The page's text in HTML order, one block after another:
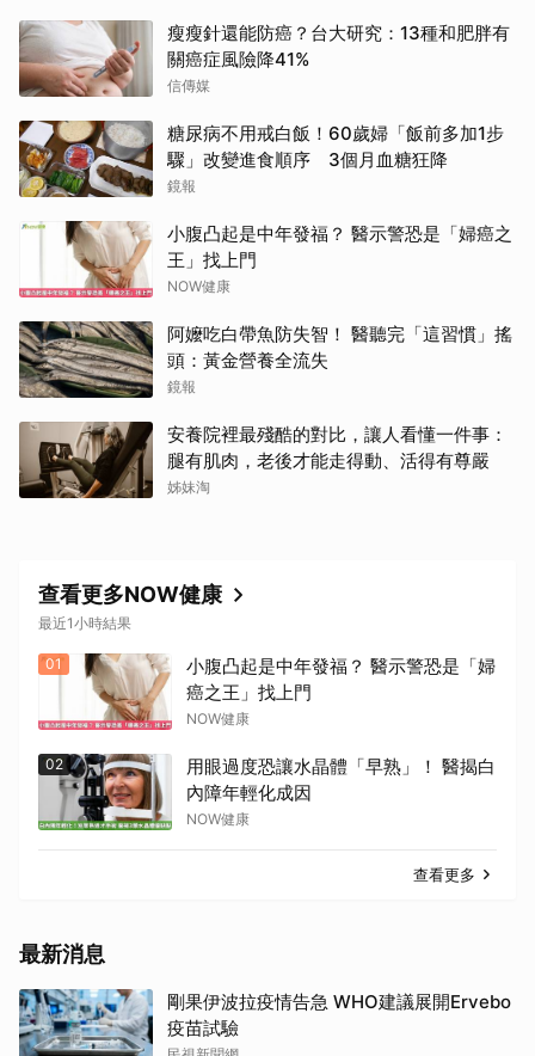
瘦瘦針還能防癌？台大研究：13種和肥胖有
關癌症風險降41%
信傳媒
糖尿病不用戒白飯！60歲婦「飯前多加1步
驟」改變進食順序 3個月血糖狂降
鏡報
小腹凸起是中年發福？ 醫示警恐是「婦癌之
王」找上門
NOW健康
阿嬤吃白帶魚防失智！ 醫聽完「這習慣」搖
頭：黃金營養全流失
鏡報
安養院裡最殘酷的對比，讓人看懂一件事：
腿有肌肉，老後才能走得動、活得有尊嚴
姊妹淘
查看更多NOW健康
最近1小時結果
01
小腹凸起是中年發福？ 醫示警恐是「婦
癌之王」找上門
NOW健康
02
用眼過度恐讓水晶體「早熟」！ 醫揭白
內障年輕化成因
NOW健康
查看更多
最新消息
剛果伊波拉疫情告急 WHO建議展開Ervebo
疫苗試驗